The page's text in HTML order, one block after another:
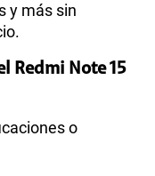
y más sin
Redmi Note 15
o